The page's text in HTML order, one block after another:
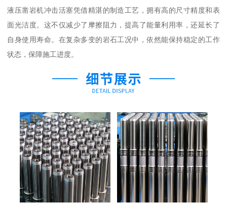
液压凿岩机冲击活塞凭借精湛的制造工艺，拥有高的尺寸精度和表
面光洁度。这不仅减少了摩擦阻力，提高了能量利用率，还延长了
自身使用寿命。在复杂多变的岩石工况中，依然能保持稳定的工作
状态，保障施工进度。